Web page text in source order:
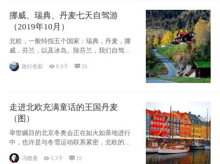
挪威、瑞典、丹麦七天自驾游
（2019年10月）
北欧，一般特指五个国家：瑞典，丹麦，挪
威，芬兰，以及冰岛。除芬兰，我们自驾游
旅行色影 8.9千 26
走进北欧充满童话的王国丹麦
（图）
举世瞩目的北京冬奥会正在如火如荼地进行
中，也许是与冬雪运动联系紧密，北欧的一
些国家因
冯赣勇 3.3千  10